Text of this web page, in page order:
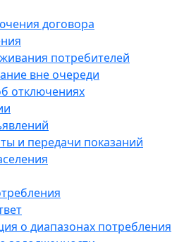
договора
потребителей
вне очереди
отключениях
и передачи показаний
о диапазонах потребления